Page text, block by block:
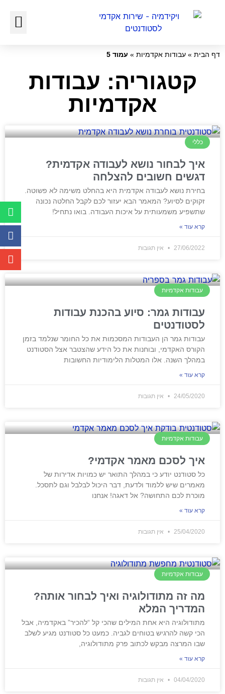
דף הבית » עבודות אקדמיות » עמוד 5
קטגוריה: עבודות
אקדמיות
כללי
איך לבחור נושא לעבודה אקדמית?
דגשים חשובים להצלחה
בחירת נושא לעבודה אקדמית היא בהחלט משימה לא פשוטה.
זקוקים לסיוע? המאמר הבא יעזור לכם לקבל החלטה נכונה
שתשפיע משמעותית על איכות העבודה. בואו נתחיל!
קרא עוד »
27/06/2022 אין תגובות
עבודות אקדמיות
עבודות גמר: סיוע בהכנת עבודות
לסטודנטים
עבודות גמר הן העבודות המסכמות את כל החומר שנלמד בזמן
הקורס האקדמי, ובוחנות את כל הידע שהצטבר אצל הסטודנט
במהלך השנה. אלו המטלות הלימודיות החשובות
קרא עוד »
24/05/2020 אין תגובות
עבודות אקדמיות
איך לסכם מאמר אקדמי?
כל סטודנט יודע כי במהלך התואר יש כמויות אדירות של
מאמרים שיש ללמוד ולדעת, דבר היכול לבלבל וגם לתסכל.
מוכרת לכם התחושה? אל דאגה! אנחנו
קרא עוד »
25/04/2020 אין תגובות
עבודות אקדמיות
מה זה מתודולוגיה ואיך לבחור אותה?
המדריך המלא
מתודולוגיה היא אחת המילים שהכי קל “להכיר” באקדמיה, אבל
הכי קשה להרגיש בטוחים לגביה. כמעט כל סטודנט מגיע לשלב
שבו המרצה מבקש לכתוב פרק מתודולוגיה,
קרא עוד »
04/04/2020 אין תגובות